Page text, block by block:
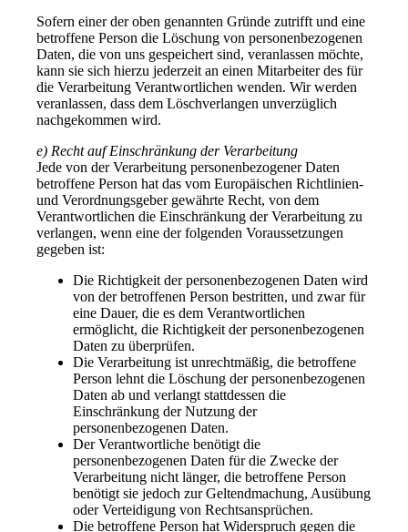
Sofern einer der oben genannten Gründe zutrifft und eine
betroffene Person die Löschung von personenbezogenen
Daten, die von uns gespeichert sind, veranlassen möchte,
kann sie sich hierzu jederzeit an einen Mitarbeiter des für
die Verarbeitung Verantwortlichen wenden. Wir werden
veranlassen, dass dem Löschverlangen unverzüglich
nachgekommen wird.
e) Recht auf Einschränkung der Verarbeitung
Jede von der Verarbeitung personenbezogener Daten
betroffene Person hat das vom Europäischen Richtlinien-
und Verordnungsgeber gewährte Recht, von dem
Verantwortlichen die Einschränkung der Verarbeitung zu
verlangen, wenn eine der folgenden Voraussetzungen
gegeben ist:
Die Richtigkeit der personenbezogenen Daten wird
von der betroffenen Person bestritten, und zwar für
eine Dauer, die es dem Verantwortlichen
ermöglicht, die Richtigkeit der personenbezogenen
Daten zu überprüfen.
Die Verarbeitung ist unrechtmäßig, die betroffene
Person lehnt die Löschung der personenbezogenen
Daten ab und verlangt stattdessen die
Einschränkung der Nutzung der
personenbezogenen Daten.
Der Verantwortliche benötigt die
personenbezogenen Daten für die Zwecke der
Verarbeitung nicht länger, die betroffene Person
benötigt sie jedoch zur Geltendmachung, Ausübung
oder Verteidigung von Rechtsansprüchen.
Die betroffene Person hat Widerspruch gegen die